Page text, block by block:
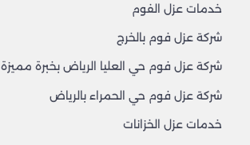
خدمات عزل الفوم
شركة عزل فوم بالخرج
شركة عزل فوم حي العليا الرياض بخبرة مميزة
شركة عزل فوم حي الحمراء بالرياض
خدمات عزل الخزانات